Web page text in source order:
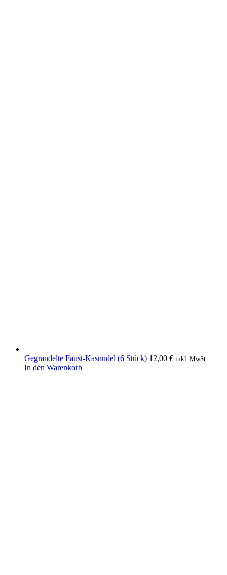
Gegrandelte Faust-Kasnudel (6 Stück) 12,00 € inkl. MwSt.
In den Warenkorb